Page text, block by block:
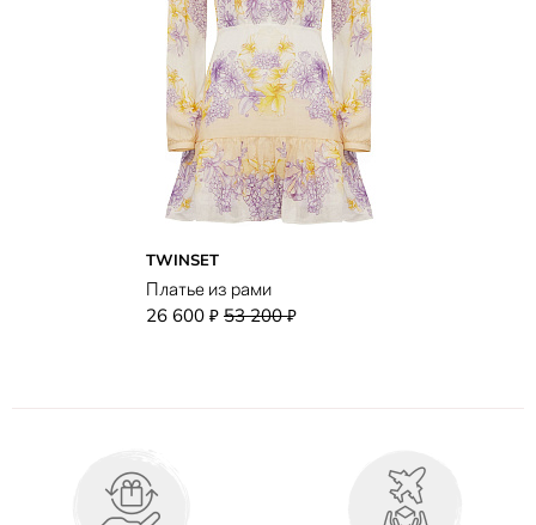
TWINSET
Платье из рами
26 600 ₽ 53 200₽